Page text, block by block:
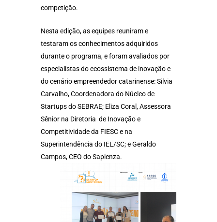
competição.
Nesta edição, as equipes reuniram e
testaram os conhecimentos adquiridos
durante o programa, e foram avaliados por
especialistas do ecossistema de inovação e
do cenário empreendedor catarinense: Silvia
Carvalho, Coordenadora do Núcleo de
Startups do SEBRAE; Eliza Coral, Assessora
Sênior na Diretoria de Inovação e
Competitividade da FIESC e na
Superintendência do IEL/SC; e Geraldo
Campos, CEO do Sapienza.